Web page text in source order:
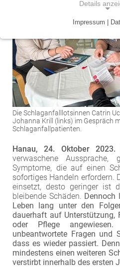
Vereinbarkeit von Beruf und
Mitarbeitervorteile
Kinder- und Jugendmedizin
Neurologie
Psychiatrie und
Anästhesiologie, operative
Schmerztherapie
Gynäkologie und
Dermatologie und
Alle Kliniken, Fachbereiche
Traumazentrum
Tumorzentrum
Viszeralonkologisches
Vorhofflimmerzentrum
Zentrum für Arbeitsmedizin,
Brandschutz
Zentrum für Kinderdiabetes
Zentrum für Lymphome
Alle Kliniken, Fachbereiche
Patientenfürsprecher
Physiotherapie
Seelsorge
Soziale Dienste
Alle Kliniken, Fachbereiche
Die Schlaganfalllotsinnen Catrin
Johanna Krill (links) im Gespräch
Schlaganfallpatienten.
Hanau, 24. Oktober 2023.
verwaschene
Symptome, die auf einen
sofortiges Handeln erfordern.
einsetzt, desto geringer ist
bleibende Schäden. Dennoch
Leben lang unter den
dauerhaft auf Unterstützung,
oder Pflege
unbeantwortete Fragen und
dass es wieder passiert.
mindestens einen weiteren
verstirbt innerhalb des ersten
Details
Notwendige Cookies
Funktionen und sind für die
der Website erforderlich.
Einverständnis-Cookie
Name:
cookie_consent
Dieser Cookie speichert die
Einverständnis-Optionen
Cookie Laufzeit:
1 Jahr
EXTERNE MEDIEN
Um Inhalte von
Plattformen anzeigen zu
Impressum |